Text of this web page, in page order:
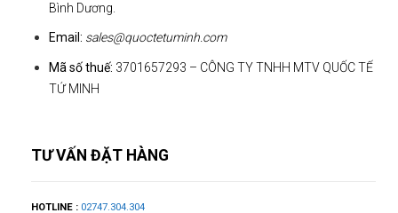
Bình Dương.
Email: sales@quoctetuminh.com
Mã số thuế: 3701657293 – CÔNG TY TNHH MTV QUỐC TẾ
TỨ MINH
TƯ VẤN ĐẶT HÀNG
HOTLINE : 02747.304.304